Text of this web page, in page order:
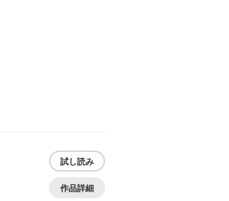
試し読み
作品詳細